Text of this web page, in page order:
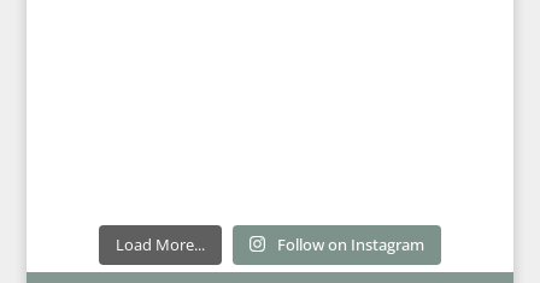
Load More... Follow on Instagram